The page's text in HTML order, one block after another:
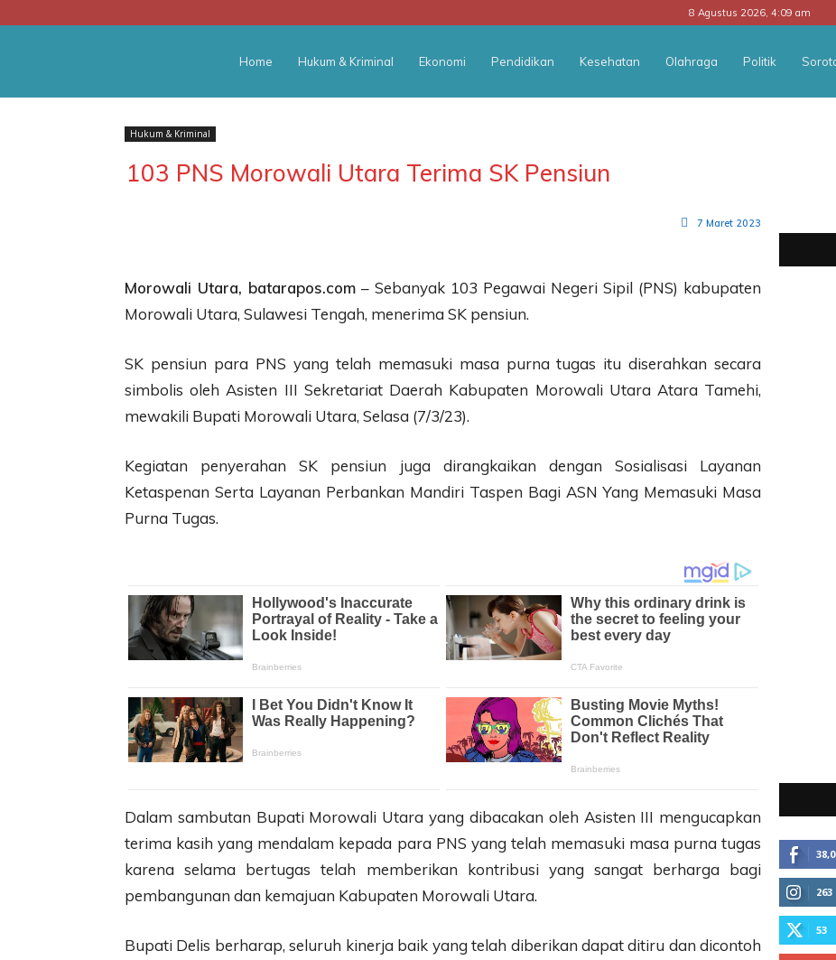
8 Agustus 2026, 4:09 am
POS
Home Hukum & Kriminal Ekonomi Pendidikan Kesehatan Olahraga Politik
Hukum & Kriminal
103 PNS Morowali Utara Terima SK Pensiun
7 Maret 2023
Morowali Utara, batarapos.com – Sebanyak 103 Pegawai Negeri Sipil (PNS) kabupaten
Morowali Utara, Sulawesi Tengah, menerima SK pensiun.
SK pensiun para PNS yang telah memasuki masa purna tugas itu diserahkan secara
simbolis oleh Asisten III Sekretariat Daerah Kabupaten Morowali Utara Atara Tamehi,
mewakili Bupati Morowali Utara, Selasa (7/3/23).
Kegiatan penyerahan SK pensiun juga dirangkaikan dengan Sosialisasi Layanan
Ketaspenan Serta Layanan Perbankan Mandiri Taspen Bagi ASN Yang Memasuki Masa
Purna Tugas.
Dalam sambutan Bupati Morowali Utara yang dibacakan oleh Asisten III mengucapkan
terima kasih yang mendalam kepada para PNS yang telah memasuki masa purna tugas
karena selama bertugas telah memberikan kontribusi yang sangat berharga bagi
pembangunan dan kemajuan Kabupaten Morowali Utara.
Bupati Delis berharap, seluruh kinerja baik yang telah diberikan dapat ditiru dan dicontoh
263
53